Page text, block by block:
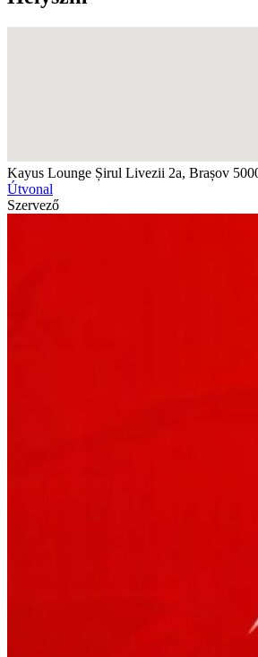
Kayus Lounge Șirul Livezii 2a, Brașov
Útvonal
Szervező